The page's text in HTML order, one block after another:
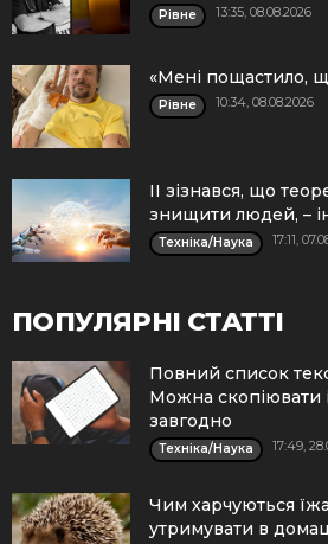
Рівне 13:35, 08.08.2026
«Мені пощастило,
Рівне 10:34, 08.08.2026
ІІ зізнався, що
знищити людей, –
Техніка/Наука 17:11,
ПОПУЛЯРНІ СТАТТІ
Повний список
Можна скопіювати
завгодно
Техніка/Наука 17:49,
Чим харчуються
утримувати в